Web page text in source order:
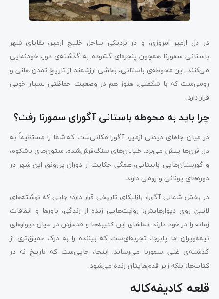
در دل ازمیر امروزی، و در نزدیکی ساحل خلیج ازمیر، بقایای شهر
باستانی سمورنا همچون پنجره‌ای گشوده به گذشته‌ی دور، خودنمایی
می‌کنند. این محوطه‌ی باستانی، بخشی ارزشمند از تاریخ تمدن هلنی و
رومی‌ست که با شگفتی، هنوز هم در وضعیت حفاظتی بسیار خوبی
قرار دارد.
چرا باید به محوطه باستانی آگورای سمورنا رفت؟
در میان جاهای دیدنی ازمیر، آگورا مکانی‌ست که شما را مستقیماً به
دل قرن‌ها پیش می‌برد. خیابان‌های سنگ‌فرش‌شده، ستون‌های باشکوه،
و گورستان‌هایی باستانی، همگی حکایت از دوران پررونق این شهر در
دوره‌های یونانی و رومی دارند.
در بخش شمالی آگورا، بازلیکای تاریخی قرار دارد؛ جایی که نوشته‌های
لاتین روی دیوارهایش، روایت‌هایی زنده از زندگی، باورها و اتفاقات
زمانه را در خود دارند. تماشای این کتیبه‌ها و قدم‌زدن در میان دیوارهای
نیمه‌ویران اما پابرجا، تجربه‌ای‌ست که بیننده را به درک عمیق‌تری از
گذشته‌ی غنی سمورنا می‌رساند. اینجا، جایی‌ست که تاریخ نه در
کتاب‌ها، بلکه زیر قدم‌هایتان زنده می‌شود.
قلعه کادیفه‌کاله